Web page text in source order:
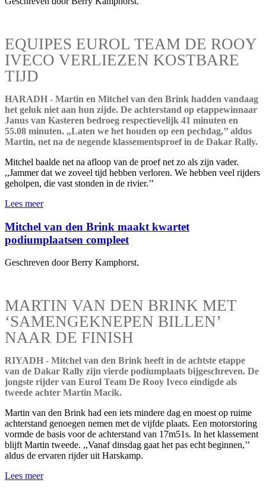
EQUIPES EUROL TEAM DE ROOY
IVECO VERLIEZEN KOSTBARE
TIJD
HARADH - Martin en Mitchel van den Brink hadden vandaag
het geluk niet aan hun zijde. De achterstand op etappewinnaar
Janus van Kasteren bedroeg respectievelijk 41 minuten en
55.08 minuten. ,,Laten we het houden op een pechdag,’’ aldus
Martin, net na de negende klassementsproef in de Dakar Rally.
Mitchel baalde net na afloop van de proef net zo als zijn vader.
,,Jammer dat we zoveel tijd hebben verloren. We hebben veel rijders
geholpen, die vast stonden in de rivier.’’
Lees meer
Mitchel van den Brink maakt kwartet
podiumplaatsen compleet
Geschreven door Berry Kamphorst.
MARTIN VAN DEN BRINK MET
‘SAMENGEKNEPEN BILLEN’
NAAR DE FINISH
RIYADH - Mitchel van den Brink heeft in de achtste etappe
van de Dakar Rally zijn vierde podiumplaats bijgeschreven. De
jongste rijder van Eurol Team De Rooy Iveco eindigde als
tweede achter Martin Macik.
Martin van den Brink had een iets mindere dag en moest op ruime
achterstand genoegen nemen met de vijfde plaats. Een motorstoring
vormde de basis voor de achterstand van 17m51s. In het klassement
blijft Martin tweede. ,,Vanaf dinsdag gaat het pas echt beginnen,’’
aldus de ervaren rijder uit Harskamp.
Lees meer